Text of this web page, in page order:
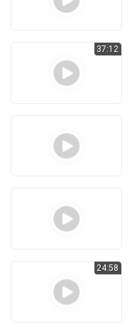
37:12
24:58